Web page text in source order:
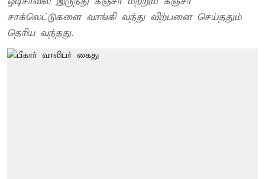
சாக்லெட்டுகளை வாங்கி வந்து விற்பனை செய்ததும்
தெரிய வந்தது.